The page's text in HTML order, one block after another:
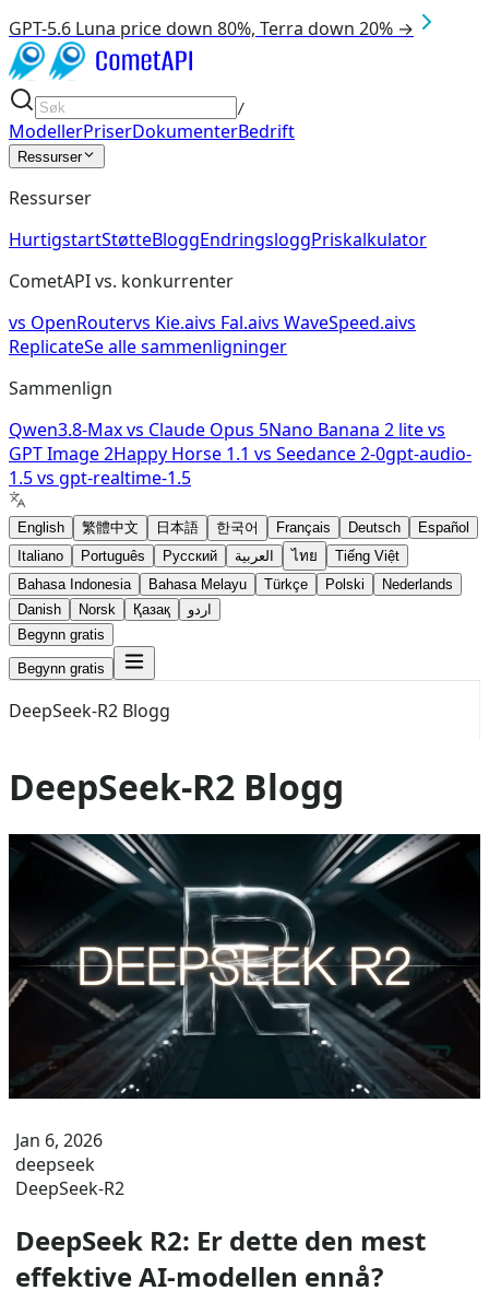
GPT-5.6 Luna price down 80%, Terra down 20% →
/
ModellerPriserDokumenterBedrift
Ressurser
Ressurser
HurtigstartStøtteBloggEndringsloggPriskalkulator
CometAPI vs. konkurrenter
vs OpenRoutervs Kie.aivs Fal.aivs WaveSpeed.aivs
ReplicateSe alle sammenligninger
Sammenlign
Qwen3.8-Maxvs Claude Opus 5Nano Banana 2 litevs
GPT Image 2Happy Horse 1.1 vs Seedance 2-0gpt-audio-
1.5vs gpt-realtime-1.5
English 繁體中文 日本語 한국어 Français Deutsch
Español
Italiano
Português Русский العربية ไทย
Tiếng Việt
Bahasa Indonesia
Bahasa Melayu Türkçe Polski
Nederlands
Danish
Norsk Қазақ
اردو
Begynn gratis
Begynn gratis
DeepSeek-R2 Blogg
DeepSeek-R2 Blogg
Jan 6, 2026
deepseek
DeepSeek-R2
DeepSeek R2: Er dette den mest
effektive AI-modellen ennå?